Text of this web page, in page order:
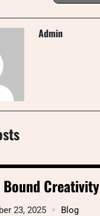
Admin
Creativity
23, 2025 Blog